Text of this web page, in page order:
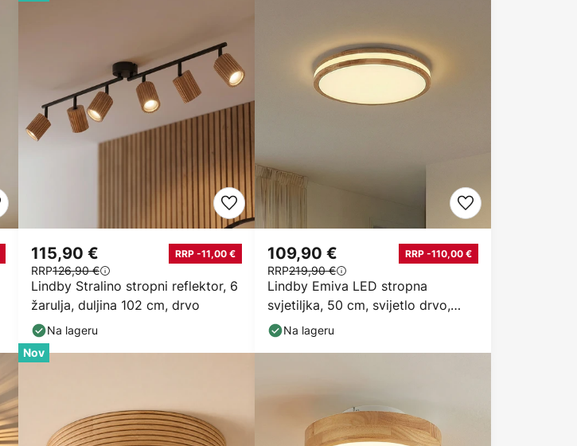
Lindby Stralino stropni reflektor, 6
žarulja, duljina 102 cm, drvo
115,90 € RRP -11,00 €
RRP126,90 €
Na lageru
Lindby Emiva LED stropna
svjetiljka, 50 cm, svijetlo drvo,
CCT
109,90 € RRP -110,00 €
RRP219,90 €
Na lageru
Nov